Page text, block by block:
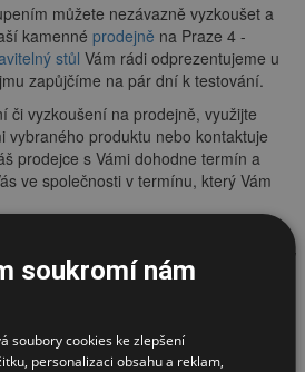
můžete nezávazně vyzkoušet a
kamenné prodejně na Praze 4 -
stůl Vám rádi odprezentujeme u
zapůjčíme na pár dní k testování.
či vyzkoušení na prodejně, využijte
vybraného produktu nebo kontaktuje
prodejce s Vámi dohodne termín a
ve společnosti v termínu, který Vám
pro vyzkoušenína showroomu. V
konzultovat dostupnost zboží s naším
informací o vyzkoušení, testování či
na tel.
soukromí nám
soubory cookies ke zlepšení
personalizaci obsahu a reklam,